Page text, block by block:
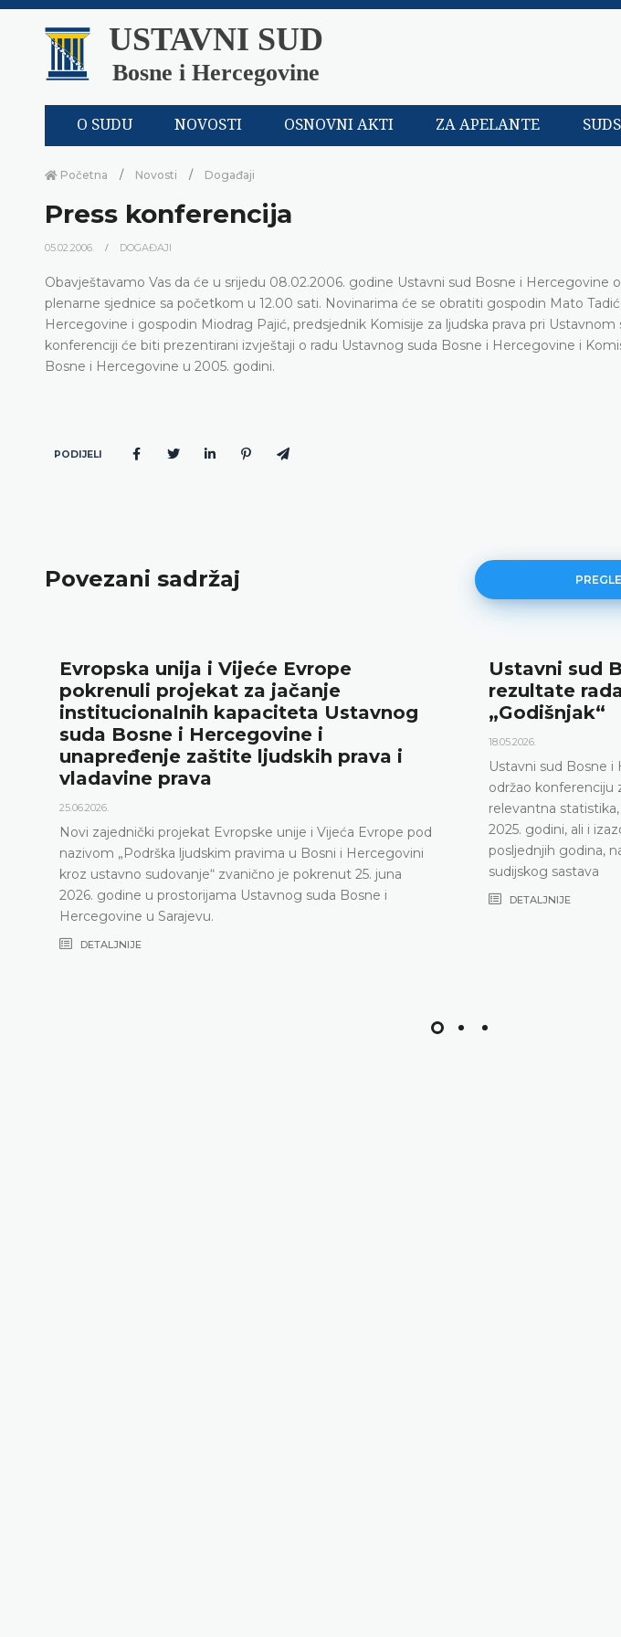
USTAVNI SUD
Bosne i Hercegovine
O SUDU NOVOSTI OSNOVNI AKTI ZA APELANTE
Početna Novosti Događaji
Press konferencija
05.02.2006. DOGAĐAJI
Obavještavamo Vas da će u srijedu 08.02.2006. godine Ustavni sud Bosne i Hercegovine
plenarne sjednice sa početkom u 12.00 sati. Novinarima će se obratiti gospodin Mato
Hercegovine i gospodin Miodrag Pajić, predsjednik Komisije za ljudska prava pri
konferenciji će biti prezentirani izvještaji o radu Ustavnog suda Bosne i Hercegovine i
Bosne i Hercegovine u 2005. godini.
PODIJELI
Povezani sadržaj
Evropska unija i Vijeće Evrope
pokrenuli projekat za jačanje
institucionalnih kapaciteta Ustavnog
suda Bosne i Hercegovine i
unapređenje zaštite ljudskih prava i
vladavine prava
25.06.2026.
Novi zajednički projekat Evropske unije i Vijeća Evrope pod
nazivom „Podrška ljudskim pravima u Bosni i Hercegovini
kroz ustavno sudovanje“ zvanično je pokrenut 25. juna
2026. godine u prostorijama Ustavnog suda Bosne i
Hercegovine u Sarajevu.
DETALJNIJE
Ustavni sud
rezultate
„Godišnjak“
18.05.2026.
Ustavni sud Bosne i
održao konferenciju
relevantna
2025. godini, ali i
posljednjih godina,
sudijskog sastava
DETALJNIJE